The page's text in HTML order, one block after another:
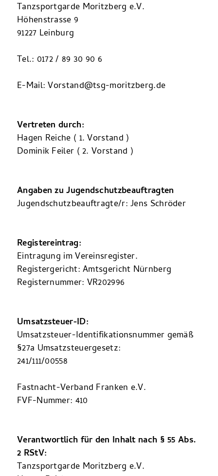
Tanzsportgarde Moritzberg e.V.
Höhenstrasse 9
91227 Leinburg
Tel.: 0172 / 89 30 90 6
E-Mail: Vorstand@tsg-moritzberg.de
Vertreten durch:
Hagen Reiche ( 1. Vorstand )
Dominik Feiler ( 2. Vorstand )
Angaben zu Jugendschutzbeauftragten
Jugendschutzbeauftragte/r: Jens Schröder
Registereintrag:
Eintragung im Vereinsregister.
Registergericht: Amtsgericht Nürnberg
Registernummer: VR202996
Umsatzsteuer-ID:
Umsatzsteuer-Identifikationsnummer gemäß
§27a Umsatzsteuergesetz:
241/111/00558
Fastnacht-Verband Franken e.V.
FVF-Nummer: 410
Verantwortlich für den Inhalt nach § 55 Abs.
2 RStV:
Tanzsportgarde Moritzberg e.V.